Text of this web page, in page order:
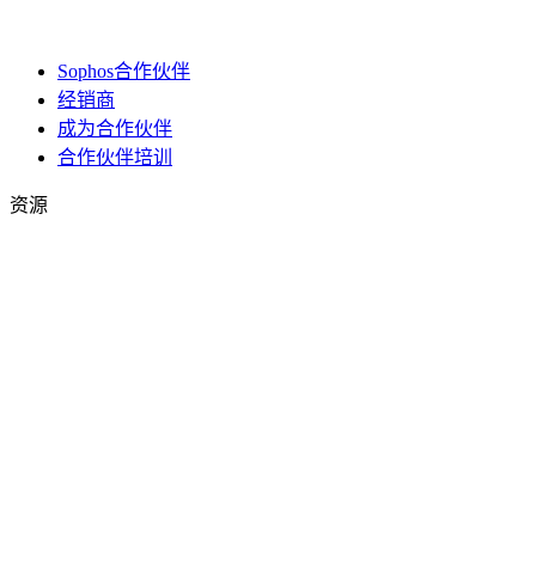
Sophos合作伙伴
经销商
成为合作伙伴
合作伙伴培训
资源